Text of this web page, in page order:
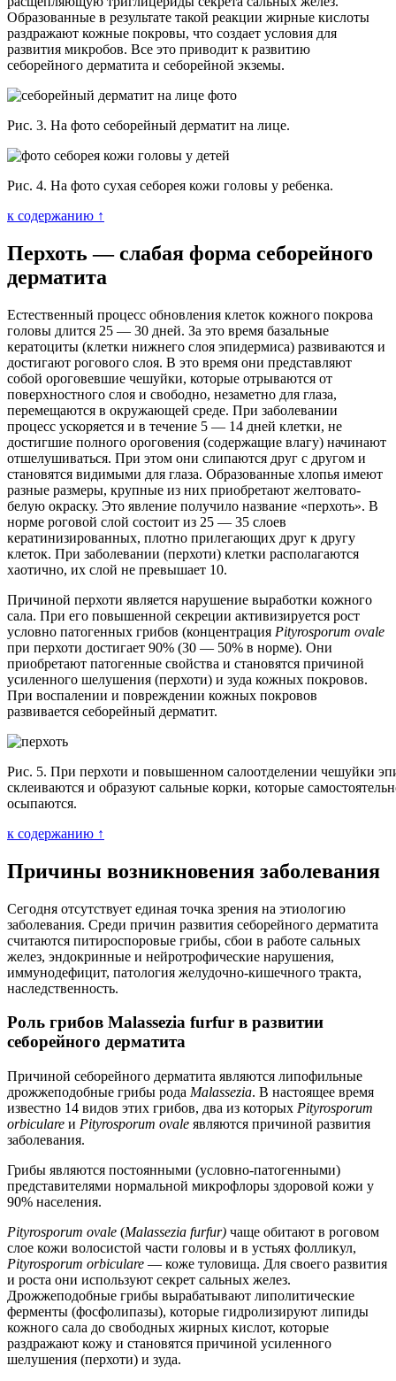
Образованные в результате такой реакции жирные кислоты
раздражают кожные покровы, что создает условия для
развития микробов. Все это приводит к развитию
себорейного дерматита и себорейной экземы.
Рис. 3. На фото себорейный дерматит на лице.
Рис. 4. На фото сухая себорея кожи головы у ребенка.
к содержанию ↑
Перхоть — слабая форма себорейного
дерматита
Естественный процесс обновления клеток кожного покрова
головы длится 25 — 30 дней. За это время базальные
кератоциты (клетки нижнего слоя эпидермиса) развиваются и
достигают рогового слоя. В это время они представляют
собой ороговевшие чешуйки, которые отрываются от
поверхностного слоя и свободно, незаметно для глаза,
перемещаются в окружающей среде. При заболевании
процесс ускоряется и в течение 5 — 14 дней клетки, не
достигшие полного ороговения (содержащие влагу) начинают
отшелушиваться. При этом они слипаются друг с другом и
становятся видимыми для глаза. Образованные хлопья имеют
разные размеры, крупные из них приобретают желтовато-
белую окраску. Это явление получило название «перхоть». В
норме роговой слой состоит из 25 — 35 слоев
кератинизированных, плотно прилегающих друг к другу
клеток. При заболевании (перхоти) клетки располагаются
хаотично, их слой не превышает 10.
Причиной перхоти является нарушение выработки кожного
сала. При его повышенной секреции активизируется рост
условно патогенных грибов (концентрация Pityrosporum ovale
при перхоти достигает 90% (30 — 50% в норме). Они
приобретают патогенные свойства и становятся причиной
усиленного шелушения (перхоти) и зуда кожных покровов.
При воспалении и повреждении кожных покровов
развивается себорейный дерматит.
Рис. 5. При перхоти и повышенном салоотделении чешуйки
склеиваются и образуют сальные корки, которые
осыпаются.
к содержанию ↑
Причины возникновения заболевания
Сегодня отсутствует единая точка зрения на этиологию
заболевания. Среди причин развития себорейного дерматита
считаются питироспоровые грибы, сбои в работе сальных
желез, эндокринные и нейротрофические нарушения,
иммунодефицит, патология желудочно-кишечного тракта,
наследственность.
Роль грибов Malassezia furfur в развитии
себорейного дерматита
Причиной себорейного дерматита являются липофильные
дрожжеподобные грибы рода Malassezia. В настоящее время
известно 14 видов этих грибов, два из которых Pity­rosporum
orbiculare и Pityro­sporum ovale являются причиной развития
заболевания.
Грибы являются постоянными (условно-патогенными)
представителями нормальной микрофлоры здоровой кожи у
90% населения.
Pityrosporum ovale (Malassezia furfur) чаще обитают в роговом
слое кожи волосистой части головы и в устьях фолликул,
Pityrosporum orbiculare — коже туловища. Для своего развития
и роста они используют секрет сальных желез.
Дрожжеподобные грибы вырабатывают липолитические
ферменты (фосфолипазы), которые гидролизируют липиды
кожного сала до свободных жирных кислот, которые
раздражают кожу и становятся причиной усиленного
шелушения (перхоти) и зуда.